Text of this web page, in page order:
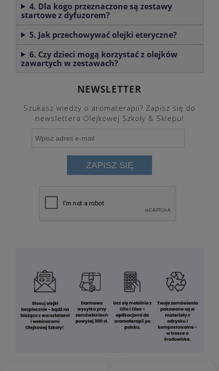
4. Dla kogo przeznaczone są zestawy
startowe z dyfuzorem?
5. Jak przechowywać olejki eteryczne?
6. Czy dzieci mogą korzystać z olejków
zawartych w zestawach?
NEWSLETTER
Szukasz wiedzy o aromaterapii? Zapisz się do
newslettera Olejkowej Szkoły & Sklepu!
ZAPISZ SIĘ